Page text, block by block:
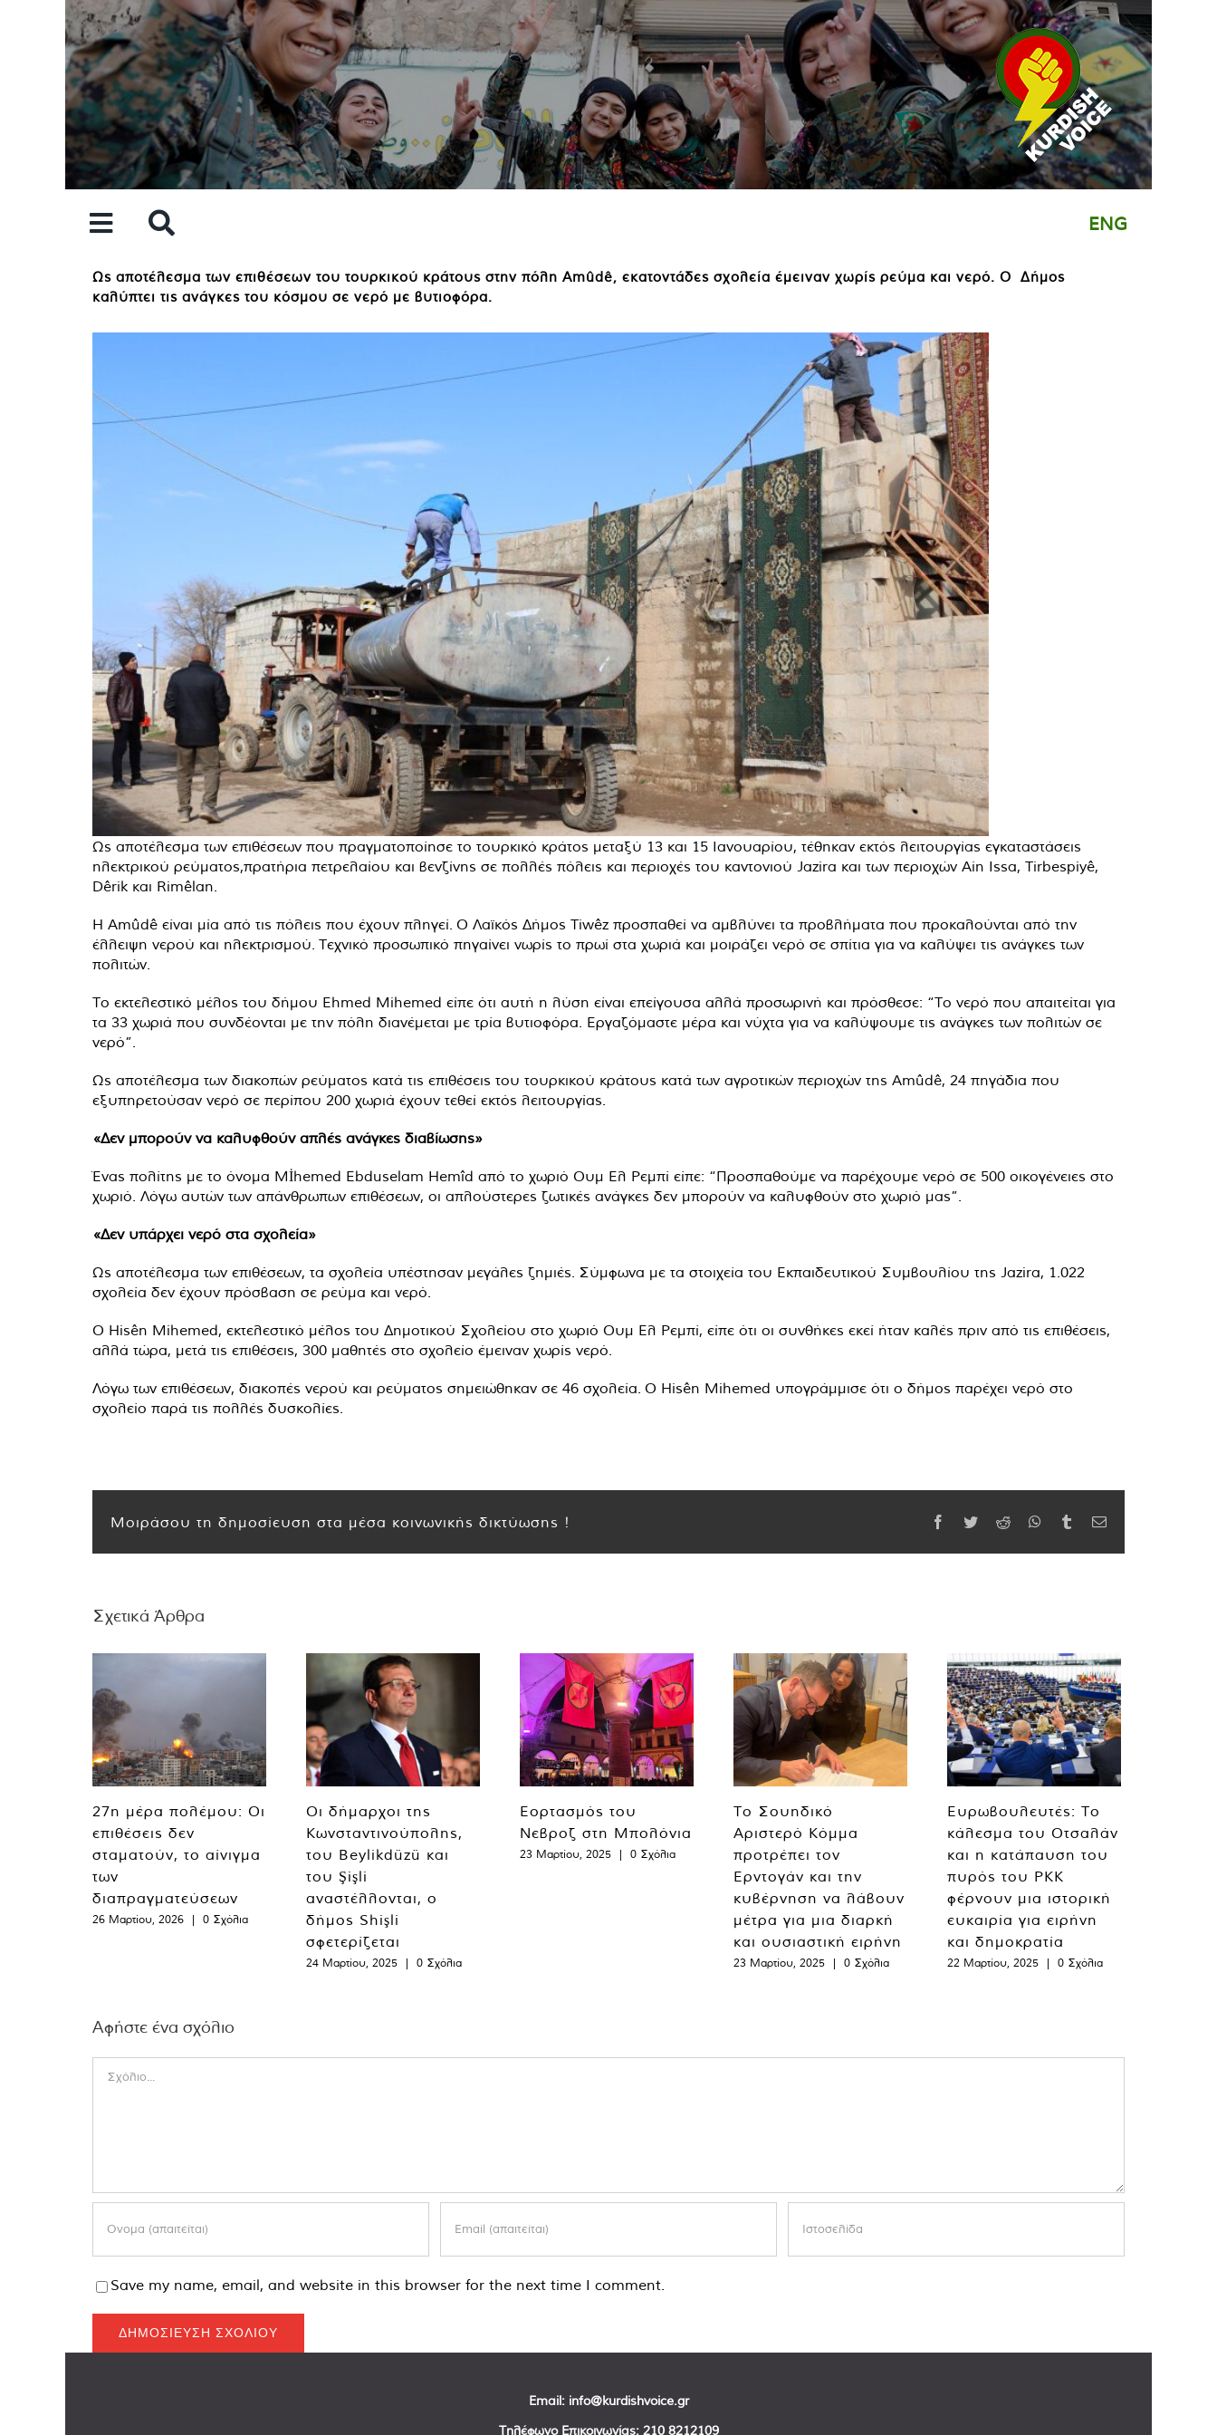
ENG
Ως αποτέλεσμα των επιθέσεων του τουρκικού κράτους στην πόλη Amûdê, εκατοντάδες σχολεία έμειναν χωρίς ρεύμα και νερό. Ο Δήμος
καλύπτει τις ανάγκες του κόσμου σε νερό με βυτιοφόρα.
Ως αποτέλεσμα των επιθέσεων που πραγματοποίησε το τουρκικό κράτος μεταξύ 13 και 15 Ιανουαρίου, τέθηκαν εκτός λειτουργίας εγκαταστάσεις
ηλεκτρικού ρεύματος,πρατήρια πετρελαίου και βενζίνης σε πολλές πόλεις και περιοχές του καντονιού Jazira και των περιοχών Ain Issa, Tirbespiyê,
Dêrik και Rimêlan.
Η Amûdê είναι μία από τις πόλεις που έχουν πληγεί. Ο Λαϊκός Δήμος Tiwêz προσπαθεί να αμβλύνει τα προβλήματα που προκαλούνται από την
έλλειψη νερού και ηλεκτρισμού. Τεχνικό προσωπικό πηγαίνει νωρίς το πρωί στα χωριά και μοιράζει νερό σε σπίτια για να καλύψει τις ανάγκες των
πολιτών.
Το εκτελεστικό μέλος του δήμου Ehmed Mihemed είπε ότι αυτή η λύση είναι επείγουσα αλλά προσωρινή και πρόσθεσε: “Το νερό που απαιτείται για
τα 33 χωριά που συνδέονται με την πόλη διανέμεται με τρία βυτιοφόρα. Εργαζόμαστε μέρα και νύχτα για να καλύψουμε τις ανάγκες των πολιτών σε
νερό”.
Ως αποτέλεσμα των διακοπών ρεύματος κατά τις επιθέσεις του τουρκικού κράτους κατά των αγροτικών περιοχών της Amûdê, 24 πηγάδια που
εξυπηρετούσαν νερό σε περίπου 200 χωριά έχουν τεθεί εκτός λειτουργίας.
«Δεν μπορούν να καλυφθούν απλές ανάγκες διαβίωσης»
Ένας πολίτης με το όνομα Mİhemed Ebduselam Hemîd από το χωριό Ουμ Ελ Ρεμπί είπε: “Προσπαθούμε να παρέχουμε νερό σε 500 οικογένειες στο
χωριό. Λόγω αυτών των απάνθρωπων επιθέσεων, οι απλούστερες ζωτικές ανάγκες δεν μπορούν να καλυφθούν στο χωριό μας”.
«Δεν υπάρχει νερό στα σχολεία»
Ως αποτέλεσμα των επιθέσεων, τα σχολεία υπέστησαν μεγάλες ζημιές. Σύμφωνα με τα στοιχεία του Εκπαιδευτικού Συμβουλίου της Jazira, 1.022
σχολεία δεν έχουν πρόσβαση σε ρεύμα και νερό.
Ο Hisên Mihemed, εκτελεστικό μέλος του Δημοτικού Σχολείου στο χωριό Ουμ Ελ Ρεμπί, είπε ότι οι συνθήκες εκεί ήταν καλές πριν από τις επιθέσεις,
αλλά τώρα, μετά τις επιθέσεις, 300 μαθητές στο σχολείο έμειναν χωρίς νερό.
Λόγω των επιθέσεων, διακοπές νερού και ρεύματος σημειώθηκαν σε 46 σχολεία. Ο Hisên Mihemed υπογράμμισε ότι ο δήμος παρέχει νερό στο
σχολείο παρά τις πολλές δυσκολίες.
Μοιράσου τη δημοσίευση στα μέσα κοινωνικής δικτύωσης ! Facebook
TwitterReddit WhatsApp
TumblrEmail
Σχετικά Άρθρα
27η μέρα πολέμου: Οι
επιθέσεις δεν
σταματούν, το αίνιγμα
των
διαπραγματεύσεων
26 Μαρτίου, 2026 | 0 Σχόλια
Οι δήμαρχοι της
Κωνσταντινούπολης,
του Beylikdüzü και
του Şişli
αναστέλλονται, ο
δήμος Shişli
σφετερίζεται
24 Μαρτίου, 2025 | 0 Σχόλια
Εορτασμός του
Νεβροζ στη Μπολόνια
23 Μαρτίου, 2025 | 0 Σχόλια
Το Σουηδικό
Αριστερό Κόμμα
προτρέπει τον
Ερντογάν και την
κυβέρνηση να λάβουν
μέτρα για μια διαρκή
και ουσιαστική ειρήνη
23 Μαρτίου, 2025 | 0 Σχόλια
Ευρωβουλευτές: Το
κάλεσμα του Οτσαλάν
και η κατάπαυση του
πυρός του PKK
φέρνουν μια ιστορική
ευκαιρία για ειρήνη
και δημοκρατία
22 Μαρτίου, 2025 | 0 Σχόλια
Αφήστε ένα σχόλιο
Save my name, email, and website in this browser for the next time I comment.
Email: info@kurdishvoice.gr
Τηλέφωνο Επικοινωνίας: 210 8212109